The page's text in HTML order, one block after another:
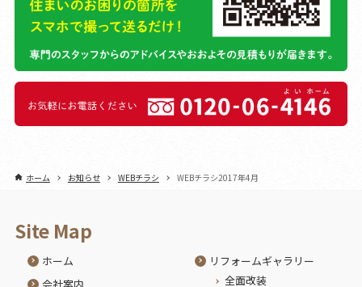
ホーム お知らせ WEBチラシ WEBチラシ2017年4月
Site Map
ホーム
会社案内
リフォームギャラリー
全面改装